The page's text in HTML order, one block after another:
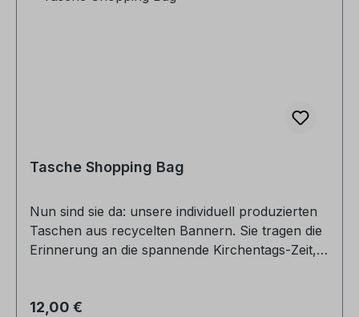
Tasche Shopping Bag
Nun sind sie da: unsere individuell produzierten
Taschen aus recycelten Bannern. Sie tragen die
Erinnerung an die spannende Kirchentags-Zeit,
besondere Ereignis.Jede Tasche ist ein Unikat
Regulärer Preis:
12,00 €